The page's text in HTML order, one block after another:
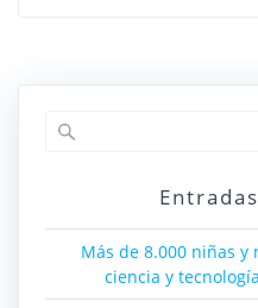
Más de 8.000 niñas
ciencia y